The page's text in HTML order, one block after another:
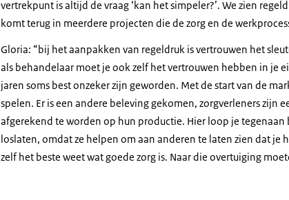
vertrekpunt is altijd de vraag ‘kan het simpeler?’. We zien
komt terug in meerdere projecten die de zorg en de
Gloria:
bij het aanpakken van regeldruk is vertrouwen het
als behandelaar moet je ook zelf het vertrouwen hebben in je
jaren soms best onzeker zijn geworden. Met de start van de
spelen. Er is een andere beleving gekomen, zorgverleners zijn
afgerekend te worden op hun productie. Hier loop je
loslaten, omdat ze helpen om aan anderen te laten zien dat
zelf het beste weet wat goede zorg is. Naar die overtuiging